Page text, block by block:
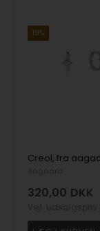
19%
Creol, fra
320,00 DKK